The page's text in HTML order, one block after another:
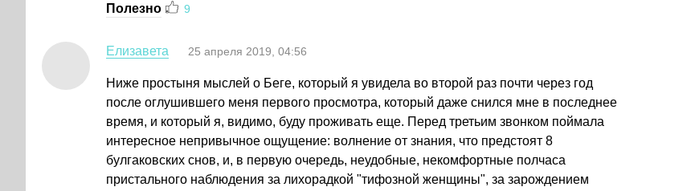
Полезно 9
Елизавета 25 апреля 2019, 04:56
Ниже простыня мыслей о Беге, который я увидела во второй раз почти через год
после оглушившего меня первого просмотра, который даже снился мне в последнее
время, и который я, видимо, буду проживать еще. Перед третьим звонком поймала
интересное непривычное ощущение: волнение от знания, что предстоят 8
булгаковских снов, и, в первую очередь, неудобные, некомфортные полчаса
пристального наблюдения за лихорадкой "тифозной женщины", за зарождением